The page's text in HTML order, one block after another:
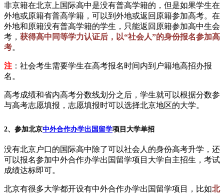
非京籍在北京上国际高中是没有普高学籍的，但是如果学生在
外地或原籍有普高学籍，可以到外地或返回原籍参加高考。在
外地和原籍没有普高学籍的学生，只能返回原籍参加高中生会
考， 获得高中同等学力认证后，以“社会人”的身份报名参加高
考。
注 ：社会考生需要学生在高考报名时间内到户籍地高招办报
名。
高考成绩和省内高考分数线划分之后，学生就可以根据分数参
与高考志愿填报，志愿填报时可以选择北京地区的大学。
2、参加北京中外合作办学出国留学项目大学单招
没有北京户口的国际高中除了可以社会人的身份高考升学，还
可以报名参加中外合作办学出国留学项目大学自主招生，考试
成绩达标即可。
北京有很多大学都开设有中外合作办学出国留学项目，比如北